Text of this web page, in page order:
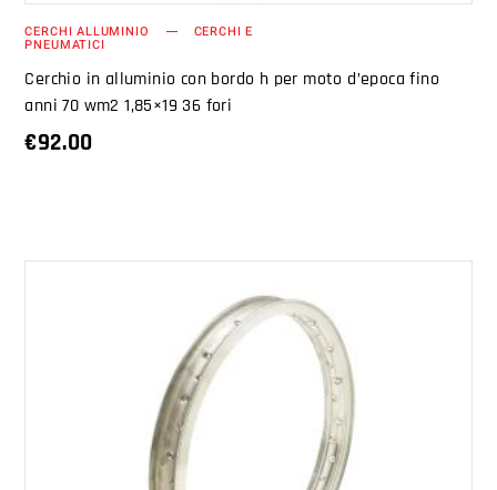
CERCHI ALLUMINIO CERCHI E
PNEUMATICI
Cerchio in alluminio con bordo h per moto d’epoca fino
anni 70 wm2 1,85×19 36 fori
€92.00
AGGIUNGI AL CARRELLO